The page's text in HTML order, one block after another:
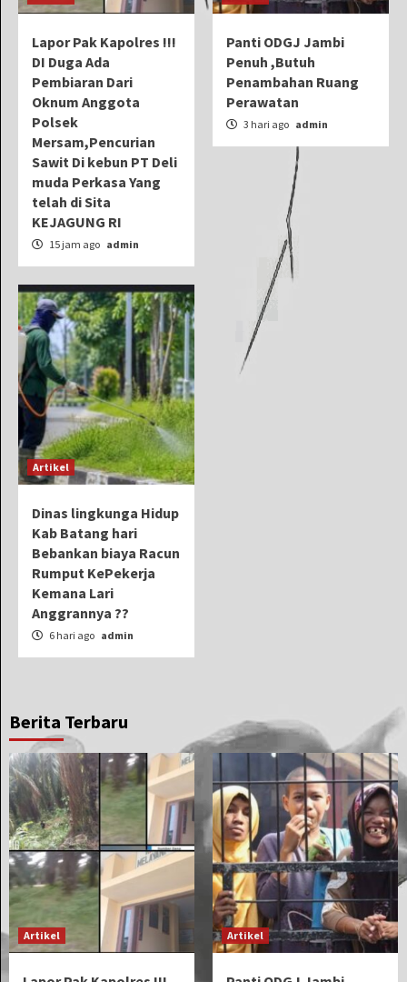
Lapor Pak Kapolres !!!
DI Duga Ada
Pembiaran Dari
Oknum Anggota
Polsek
Mersam,Pencurian
Sawit Di kebun PT Deli
muda Perkasa Yang
telah di Sita
KEJAGUNG RI
15 jam ago admin
Panti ODGJ Jambi
Penuh ,Butuh
Penambahan Ruang
Perawatan
3 hari ago admin
Artikel
Dinas lingkunga Hidup
Kab Batang hari
Bebankan biaya Racun
Rumput KePekerja
Kemana Lari
Anggrannya ??
6 hari ago admin
Berita Terbaru
Artikel Artikel